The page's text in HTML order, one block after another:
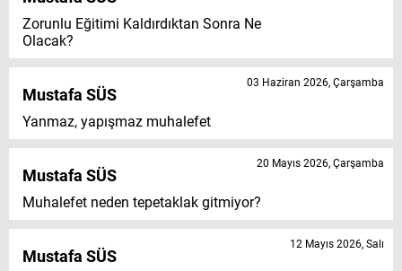
Zorunlu Eğitimi Kaldırdıktan Sonra Ne
Olacak?
Mustafa SÜS
Yanmaz, yapışmaz muhalefet
03 Haziran 2026, Çarşamba
Mustafa SÜS
Muhalefet neden tepetaklak gitmiyor?
20 Mayıs 2026, Çarşamba
Mustafa SÜS
12 Mayıs 2026, Salı